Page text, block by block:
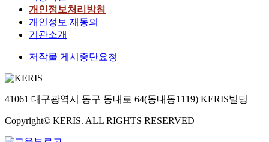
개인정보처리방침
개인정보 재동의
기관소개
저작물 게시중단요청
41061 대구광역시 동구 동내로 64(동내동1119) KERIS빌딩
Copyright© KERIS. ALL RIGHTS RESERVED